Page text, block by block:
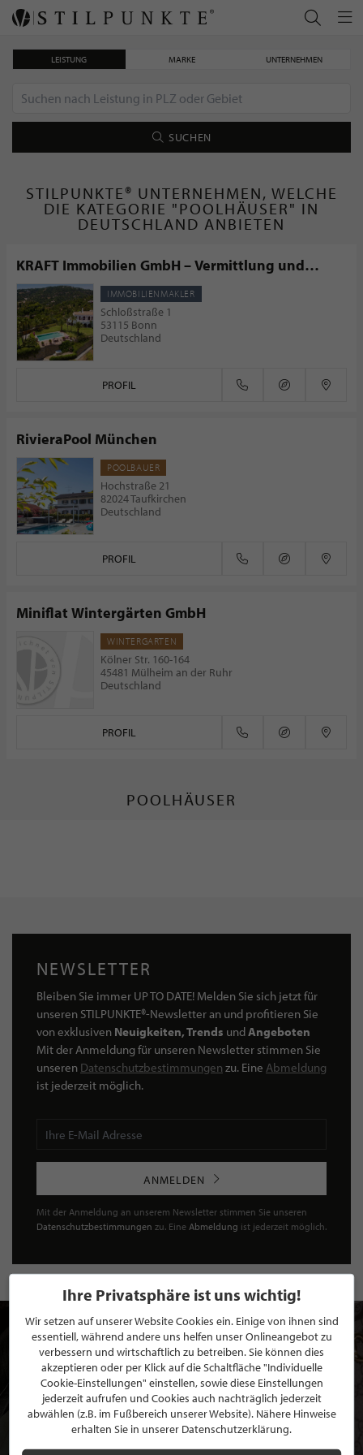
LEISTUNG MARKE UNTERNEHMEN
SUCHEN
STILPUNKTE® UNTERNEHMEN, WELCHE
DIE KATEGORIE "POOLHÄUSER" IN
DEUTSCHLAND ANBIETEN
KRAFT Immobilien GmbH – Vermittlung und
Ingenieurleistungen
IMMOBILIENMAKLER
Schloßstraße 1
53115 Bonn
Deutschland
PROFIL
RivieraPool München
POOLBAUER
Hochstraße 21
82024 Taufkirchen
Deutschland
PROFIL
Miniflat Wintergärten GmbH
WINTERGARTEN
Kölner Str. 160-164
45481 Mülheim an der Ruhr
Deutschland
PROFIL
POOLHÄUSER
NEWSLETTER
Bleiben Sie immer UP TO DATE! Melden Sie sich jetzt für
unseren STILPUNKTE®-Newsletter an und profitieren Sie
von exklusiven Neuigkeiten, Trends undAngeboten
Mit der Anmeldung für unseren Newsletter stimmen Sie
unseren Datenschutzbestimmungen zu. Eine Abmeldung
ist jederzeit möglich.
ANMELDEN
Mit der Anmeldung an unserem Newsletter stimmen Sie unseren
Datenschutzbestimmungen zu. Eine Abmeldung ist jederzeit möglich.
Ihre Privatsphäre ist uns wichtig!
Wir setzen auf unserer Website Cookies ein. Einige von ihnen sind
essentiell, während andere uns helfen unser Onlineangebot zu
verbessern und wirtschaftlich zu betreiben. Sie können dies
akzeptieren oder per Klick auf die Schaltfläche "Individuelle
Cookie-Einstellungen" einstellen, sowie diese Einstellungen
jederzeit aufrufen und Cookies auch nachträglich jederzeit
abwählen (z.B. im Fußbereich unserer Website). Nähere Hinweise
erhalten Sie in unserer Datenschutzerklärung.